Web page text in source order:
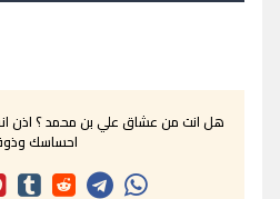
هل انت من عشاق علي بن محمد ؟ اذن
احساسك